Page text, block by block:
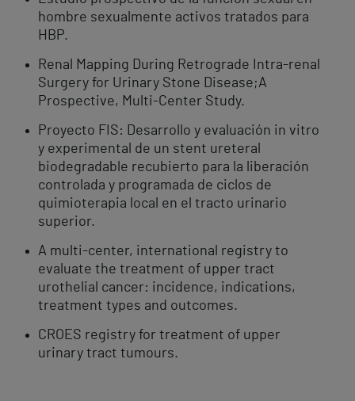
hombre sexualmente activos tratados para
HBP.
Renal Mapping During Retrograde Intra-renal
Surgery for Urinary Stone Disease;A
Prospective, Multi-Center Study.
Proyecto FIS: Desarrollo y evaluación in vitro
y experimental de un stent ureteral
biodegradable recubierto para la liberación
controlada y programada de ciclos de
quimioterapia local en el tracto urinario
superior.
A multi-center, international registry to
evaluate the treatment of upper tract
urothelial cancer: incidence, indications,
treatment types and outcomes.
CROES registry for treatment of upper
urinary tract tumours.